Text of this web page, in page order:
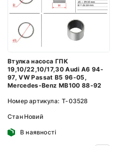
Втулка насоса ГПК
19,10/22,10/17,30 Audi A6 94-
97, VW Passat B5 96-05,
Mercedes-Benz MB100 88-92
Номер артикула: T-03528
Стан Новий
В наявності